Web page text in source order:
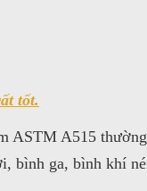
tốt.
ASTM A515
bình ga, bình khí